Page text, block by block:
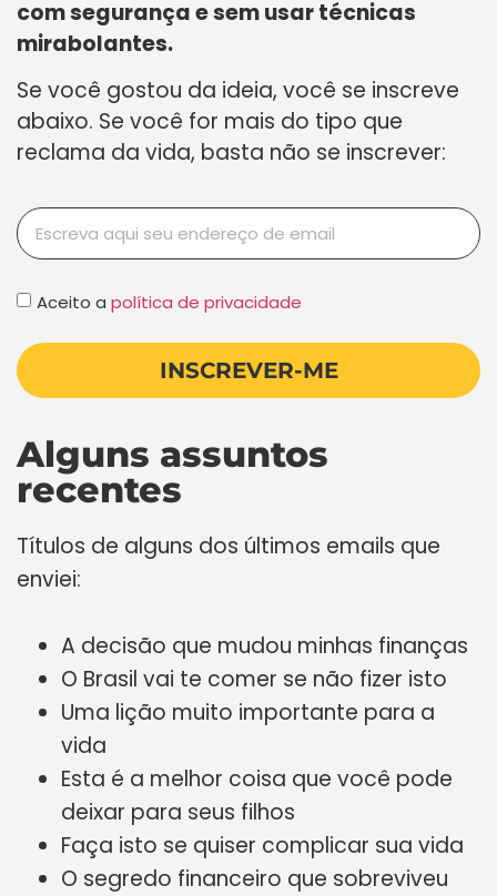
com segurança e sem usar técnicas
mirabolantes.
Se você gostou da ideia, você se inscreve
abaixo. Se você for mais do tipo que
reclama da vida, basta não se inscrever:
Aceito a política de privacidade
INSCREVER-ME
Alguns assuntos
recentes
Títulos de alguns dos últimos emails que
enviei:
A decisão que mudou minhas finanças
O Brasil vai te comer se não fizer isto
Uma lição muito importante para a
vida
Esta é a melhor coisa que você pode
deixar para seus filhos
Faça isto se quiser complicar sua vida
O segredo financeiro que sobreviveu